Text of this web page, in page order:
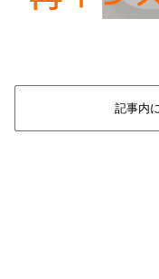
記事内